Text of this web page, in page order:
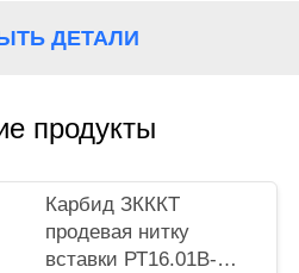
ДЕТАЛИ
продукты
Карбид ЗКККТ
продевая нитку
вставки РТ16.01В-